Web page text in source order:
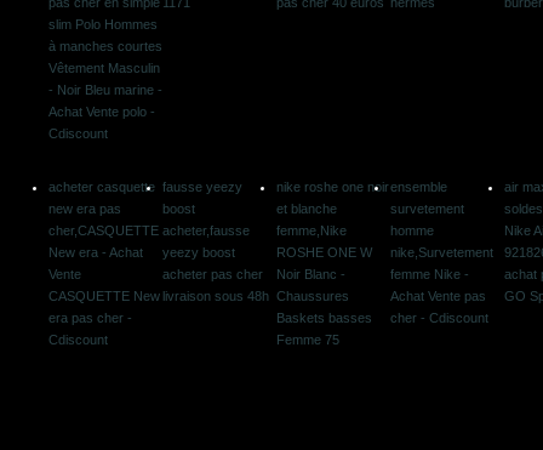
slim Polo Hommes
à manches courtes
Vêtement Masculin
- Noir Bleu marine -
Achat Vente polo -
Cdiscount
acheter casquette
new era pas
cher,CASQUETTE
New era - Achat
Vente
CASQUETTE New
era pas cher -
Cdiscount
fausse yeezy
boost
acheter,fausse
yeezy boost
acheter pas cher
livraison sous 48h
nike roshe one noir
et blanche
femme,Nike
ROSHE ONE W
Noir Blanc -
Chaussures
Baskets basses
Femme 75
ensemble
survetement
homme
nike,Survetement
femme Nike -
Achat Vente pas
cher - Cdiscount
air
Nike
achat
GO